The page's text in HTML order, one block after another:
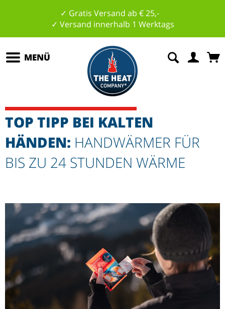
✓ Gratis Versand ab € 25,-
✓ Versand innerhalb 1 Werktags
MENÜ
TOP TIPP BEI KALTEN
HÄNDEN: HANDWÄRMER FÜR
BIS ZU 24 STUNDEN WÄRME